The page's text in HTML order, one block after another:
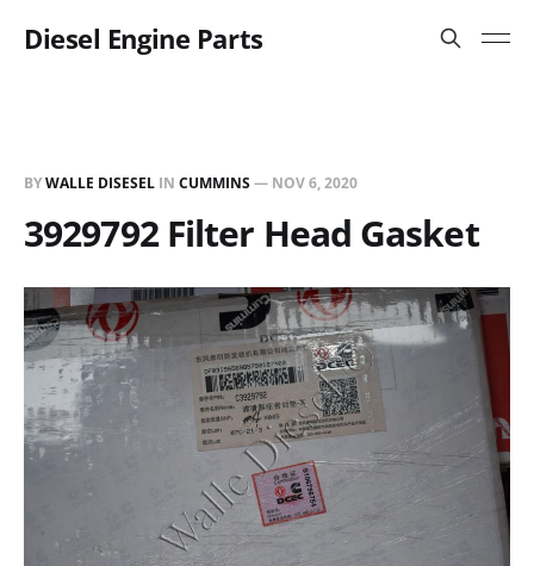
Diesel Engine Parts
BYWALLE DISESEL IN CUMMINS— NOV 6, 2020
3929792 Filter Head Gasket